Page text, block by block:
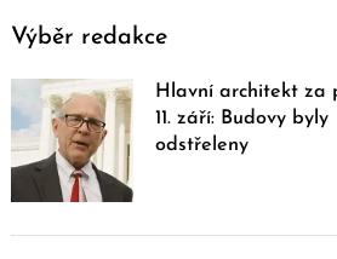
Výběr redakce
Hlavní architekt za
11. září: Budovy byly
odstřeleny